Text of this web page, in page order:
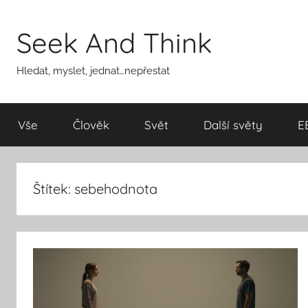
obsahu
Seek And Think
Hledat, myslet, jednat…nepřestat
Vše Člověk Svět Další světy
Štítek: sebehodnota